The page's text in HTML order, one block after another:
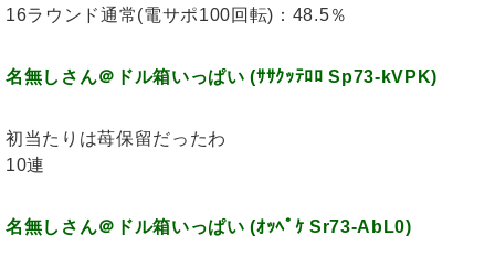
16ラウンド通常(電サポ100回転)：48.5％
名無しさん＠ドル箱いっぱい (ｻｻｸｯﾃﾛﾛ Sp73-kVPK)
初当たりは苺保留だったわ
10連
名無しさん＠ドル箱いっぱい (ｵｯﾍﾟｹ Sr73-AbL0)